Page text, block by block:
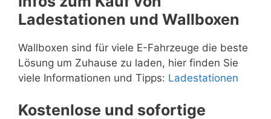
Ladestationen und Wallboxen
Wallboxen sind für viele E-Fahrzeuge die beste
Lösung um Zuhause zu laden, hier finden Sie
viele Informationen und Tipps: Ladestationen
Kostenlose und sofortige